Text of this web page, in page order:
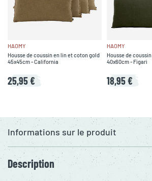
HAOMY
Housse de coussin en lin et coton gold
45x45cm - California
25,95 €
HAOMY
Housse de
40x60cm - Figari
18,95 €
Informations sur le produit
Description